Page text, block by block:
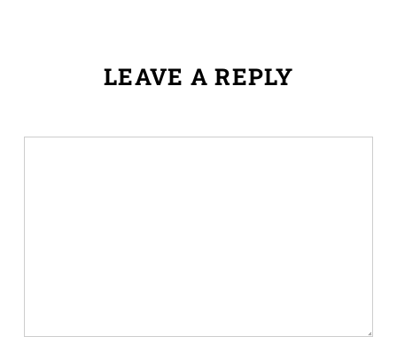
LEAVE A REPLY